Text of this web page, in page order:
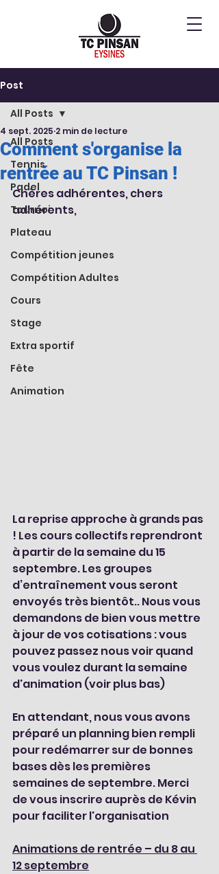
Post
All Posts
Tennis
Padel
Tournoi
Plateau
Compétition jeunes
Compétition Adultes
Cours
Stage
Extra sportif
Fête
Animation
All Posts
Comment s'organise la
rentrée au TC Pinsan !
4 sept. 2025 2 min de lecture
Chères adhérentes, chers
adhérents,
La reprise approche à grands pas
! Les cours collectifs reprendront
à partir de la semaine du 15
septembre. Les groupes
d’entraînement vous seront
envoyés très bientôt.. Nous vous
demandons de bien vous mettre
à jour de vos cotisations : vous
pouvez passez nous voir quand
vous voulez durant la semaine
d'animation (voir plus bas)
En attendant, nous vous avons
préparé un planning bien rempli
pour redémarrer sur de bonnes
bases dès les premières
semaines de septembre. Merci
de vous inscrire auprès de Kévin
pour faciliter l'organisation
Animations de rentrée – du 8 au
12 septembre